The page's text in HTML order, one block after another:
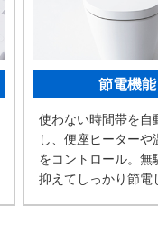
節電機能
使わない時間帯を自
し、便座ヒーターや
をコントロール。無
抑えてしっかり節電